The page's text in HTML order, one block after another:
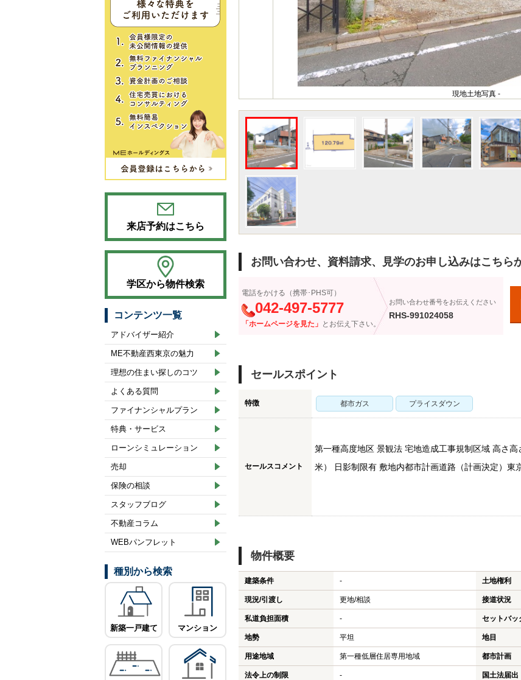
現地土地写真 -
お問い合わせ、資料請求、見学のお申し込みはこちら
電話をかける（携帯･PHS可）
042-497-5777
「ホームページを見た」 とお伝え下さい。
お問い合わせ番号をお伝えください
RHS-991024058
セールスポイント
特徴 都市ガス プライスダウン
セールスコメント
第一種高度地区 景観法 宅地造成工事規制区域 高さ
米） 日影制限有 敷地内都市計画道路（計画決定）
物件概要
建築条件 - 土地権利
現況/引渡し 更地/相談 接道状況
私道負担面積 - セットバッ
地勢 平坦 地目
用途地域 第一種低層住居専用地域 都市計画
法令上の制限 - 国土法届出
来店予約はこちら
学区から物件検索
コンテンツ一覧
アドバイザー紹介
ME不動産西東京の魅力
理想の住まい探しのコツ
よくある質問
ファイナンシャルプラン
特典・サービス
ローンシミュレーション
売却
保険の相談
スタッフブログ
不動産コラム
WEBパンフレット
種別から検索
新築一戸建て マンション